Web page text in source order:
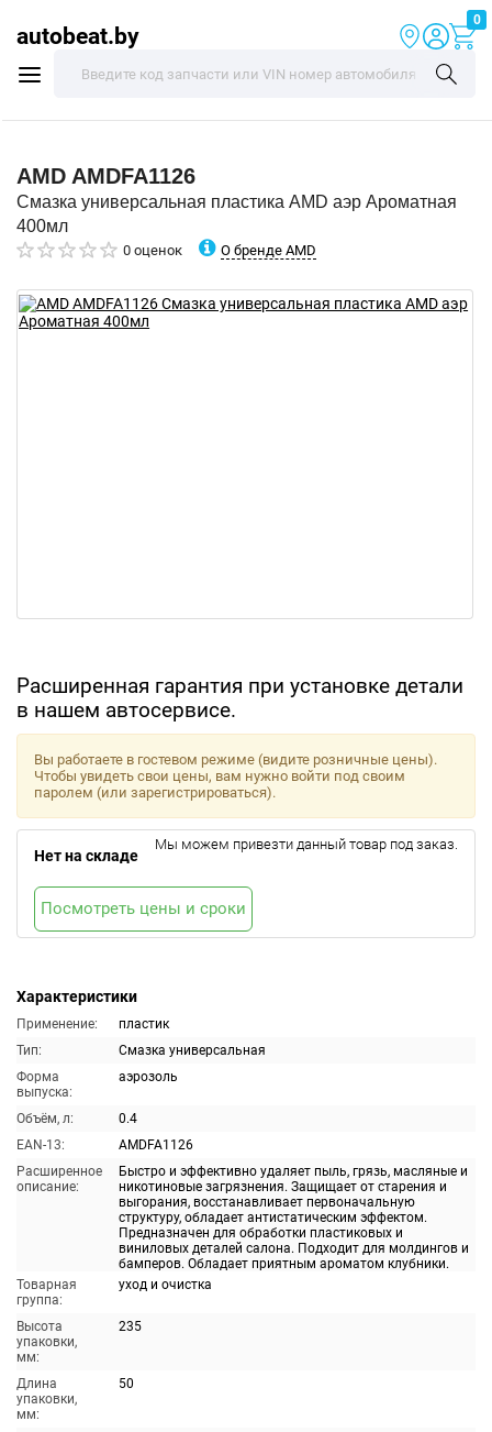
autobeat.by
0
AMD AMDFA1126
Смазка универсальная пластика AMD аэр Ароматная
400мл
0 оценок О бренде AMD
Расширенная гарантия при установке детали
в нашем автосервисе.
Характеристики
Применение:
пластик
Тип:
Смазка универсальная
Форма
выпуска:
аэрозоль
Объём, л:
0.4
EAN-13:
AMDFA1126
Расширенное
описание:
Быстро и эффективно удаляет пыль, грязь, масляные и
никотиновые загрязнения. Защищает от старения и
выгорания, восстанавливает первоначальную
структуру, обладает антистатическим эффектом.
Предназначен для обработки пластиковых и
виниловых деталей салона. Подходит для молдингов и
бамперов. Обладает приятным ароматом клубники.
Товарная
группа:
уход и очистка
Высота
упаковки,
мм:
235
Длина
упаковки,
мм:
50
Вы работаете в гостевом режиме (видите розничные цены).
Чтобы увидеть свои цены, вам нужно войти под своим
паролем (или зарегистрироваться).
Нет на складе
Мы можем привезти данный товар под заказ.
Посмотреть цены и сроки